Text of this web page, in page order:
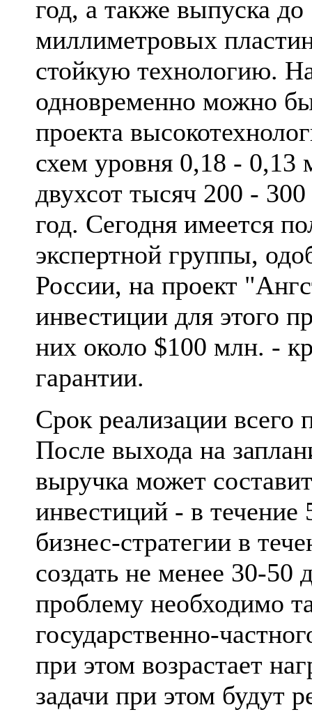
год, а также выпуска
миллиметровых
стойкую технологию.
одновременно можно
проекта
схем уровня 0,18 -
двухсот тысяч 200 -
год. Сегодня имеется
экспертной группы,
России, на проект
инвестиции для этого
них около $100 млн. -
гарантии.
Срок реализации всего
После выхода на
выручка может
инвестиций - в
бизнес-стратегии в
создать не менее 30-50
проблему необходимо
государственно-
при этом возрастает
задачи при этом будут